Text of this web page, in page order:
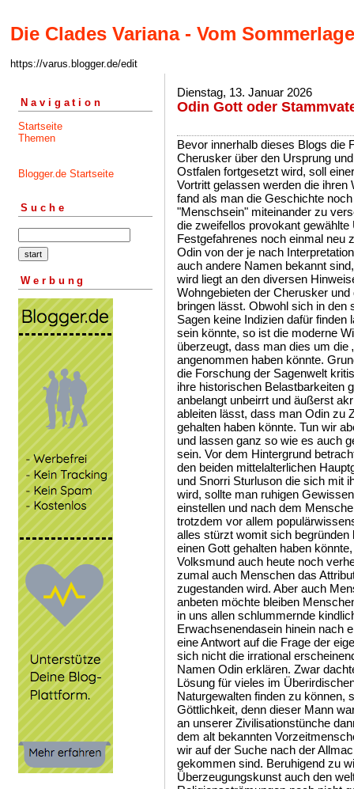
Die Clades Variana - Vom
https://varus.blogger.de/edit
Navigation
Startseite
Themen
Blogger.de Startseite
Suche
Werbung
Dienstag, 13. Januar 2026
Odin Gott oder
Bevor innerhalb dieses Blogs die Forschung nach dem Verbleib der Cherusker über den Ursprung und ihr mögliches Aufgehen in den Ostfalen fortgesetzt wird, soll einer nennen wir es mal Erscheinung der Vortritt gelassen werden die ihren Weg in unser Vorstellungsvermögen fand als man die Geschichte noch Sage nannte und "Gottsein" und "Menschsein" miteinander zu verschmelzen schienen. Und natürlich soll die zweifellos provokant gewählte Überschrift dazu ermuntern Festgefahrenes noch einmal neu zu überdenken. Das der Gestalt des Odin von der je nach Interpretation, Quellenstudium, Region oder Dialekt auch andere Namen bekannt sind, hier ein eigenes Kapitel gewidmet wird liegt an den diversen Hinweisen über die er sich mit den einstigen Wohngebieten der Cherusker und deren Nachfahren in Verbindung bringen lässt. Obwohl sich in den später auch nieder geschriebenen Sagen keine Indizien dafür finden lassen, dass Odin ein Gott gewesen sein könnte, so ist die moderne Wissenschaft doch mehrheitlich davon überzeugt, dass man dies um die „germanische Jahrtausendwende“ angenommen haben könnte. Grundsätzlich und im Allgemeinen muss die Forschung der Sagenwelt kritisch gegenüber stehen, wenn es um ihre historischen Belastbarkeiten geht, forscht dann aber was Odin anbelangt unbeirrt und äußerst akribisch nach allem aus dem sich ableiten lässt, dass man Odin zu Zeiten der Germanen für einen Gott gehalten haben könnte. Tun wir aber unseren Altvorderen kein Unrecht und lassen ganz so wie es auch gewesen war Odin einen Menschen sein. Vor dem Hintergrund betrachtet, dass sein Gottsein bereits von den beiden mittelalterlichen Hauptgewährsmännern Saxo Grammaticus und Snorri Sturluson die sich mit ihm beschäftigt hatten angezweifelt wird, sollte man ruhigen Gewissens die Suche nach einem Gott Odin einstellen und nach dem Menschen Odin Ausschau halten. Das man es trotzdem vor allem populärwissenschaftlich immer noch tut und sich auf alles stürzt womit sich begründen lässt, dass man Odin in der Altwelt für einen Gott gehalten haben könnte, könnte u.a. daran liegen, dass der Volksmund auch heute noch verherrlichen mit vergöttlichen gleich setzt zumal auch Menschen das Attribut der Anbetungswürdigkeit zugestanden wird. Aber auch Menschen die man vergöttlicht oder gar anbeten möchte bleiben Menschen. Auch früher schon sehnte sich die in uns allen schlummernde kindliche Seele und das bis ins Erwachsenendasein hinein nach einem höheren Wesen von der es sich eine Antwort auf die Frage der eigenen Existenz erhofft, aber damit lässt sich nicht die irrational erscheinende Suche nach einem frühen Gott mit Namen Odin erklären. Zwar dachten auch die damaligen Völker die Lösung für vieles im Überirdischen, den Gestirnen oder den Naturgewalten finden zu können, sahen aber im irdischen Odin nie die Göttlichkeit, denn dieser Mann war menschlicher Natur. Kratzen wir also an unserer Zivilisationstünche dann begegnen wir schneller als gedacht dem alt bekannten Vorzeitmenschen der uns still daran erinnert, dass wir auf der Suche nach der Allmacht dieser keinen Schritt näher gekommen sind. Beruhigend zu wissen, dass dies trotz aller Überzeugungskunst auch den weltweiten Konfessionen und Religionsströmungen noch nicht gelungen ist. Mit der Distanz wuchs unsere Ehrfurcht und mit der Unbegreiflichkeit die Angst vor den Urgewalten. Unwissen, dass sich im negativen Sinne immer schon leicht zunutze machen ließ. Menschen die eine besondere Aura umgab die ihrer Zeit voraus waren etwa weil sie fortschrittlichere Kulturen kannten und die ihren Verstand und ihre Kenntnisse einsetzten standen, wie es wohl auch bei Odin der Fall war, zu Recht an der Spitze von Sippe und Stamm. Er konnte rhetorisch überzeugen, hatte die beste Chance sich einen Platz im Langzeitgedächtnis der Völker zu sichern war aber nicht das, was die Menschen die ihn noch vor Augen hatten einst ihn ihm gesehen haben könnten. Standen die Sterne günstig befanden sich unter jenen die später Geschichte schrieben immer Menschen, denen es über ein die Generationen übergreifendes Erinnerungsvermögen gelang wie unsterblich zu erscheinen, da man Kraft ihrer einstigen Fähigkeiten auf ewige Zeit an sie denken wollte. Schmückendes Beiwerk inbegriffen und der Mensch könnte mit ihrer Hilfe seine Hoffnung auf ein Leben nach dem Tod erfüllt sehen. Aber suchen wir nicht länger nach Göttern wo keine sind, sondern halten Ausschau nach Menschen die uns etwas zu sagen hatten, die besondere Leistungen erbrachten, die uns weiter brachten, die vom Zeitgeist begünstigt waren denen es vergönnt war Messias artig in der passenden Epoche die Bühne der Geschichte betreten zu haben und die Botschaften verbreiteten die überzeugten. In dieser Hinsicht haben uns die Weltreligionen auch die eine oder andere positiv besetzte Person genannt, von der man sich führen lassen wollte und an denen sich unser Leben hilfreich ausrichten lässt. Nachweisbares mit Substanz war